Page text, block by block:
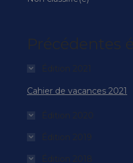
Précédentes
Édition 2021
Cahier de vacances 2021
Édition 2020
Édition 2019
Édition 2018